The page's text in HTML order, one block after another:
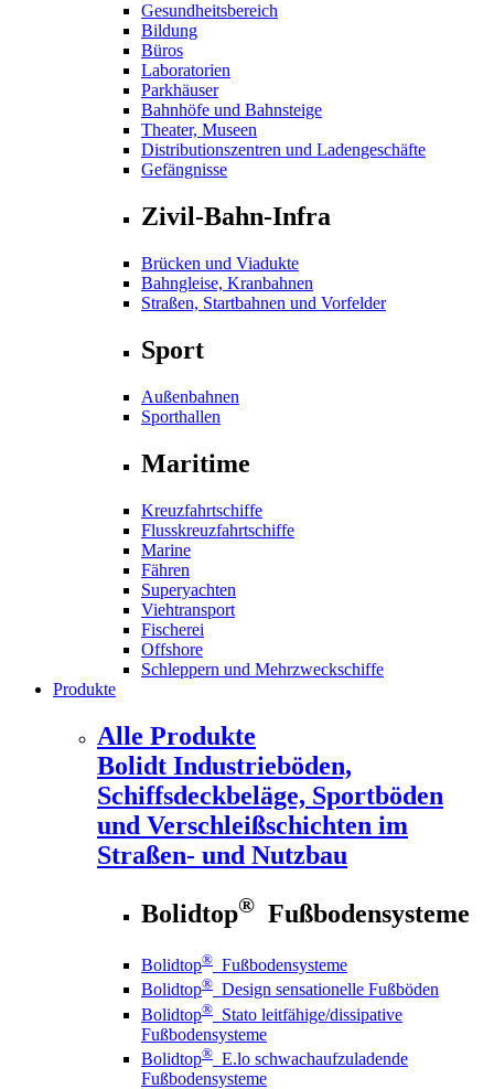
Gesundheitsbereich
Bildung
Büros
Laboratorien
Parkhäuser
Bahnhöfe und Bahnsteige
Theater, Museen
Distributionszentren und Ladengeschäfte
Gefängnisse
Zivil-Bahn-Infra
Brücken und Viadukte
Bahngleise, Kranbahnen
Straßen, Startbahnen und Vorfelder
Sport
Außenbahnen
Sporthallen
Maritime
Kreuzfahrtschiffe
Flusskreuzfahrtschiffe
Marine
Fähren
Superyachten
Viehtransport
Fischerei
Offshore
Schleppern und Mehrzweckschiffe
Produkte
Alle Produkte
Bolidt Industrieböden,
Schiffsdeckbeläge, Sportböden
und Verschleißschichten im
Straßen- und Nutzbau
Bolidtop® Fußbodensysteme
Bolidtop® Fußbodensysteme
Bolidtop® Design sensationelle Fußböden
Bolidtop® Stato leitfähige/dissipative
Fußbodensysteme
Bolidtop® E.lo schwachaufzuladende
Fußbodensysteme